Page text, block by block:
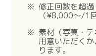
修正回数を超
（¥8,000〜/1
素材（写真・
用意いただく
ります。